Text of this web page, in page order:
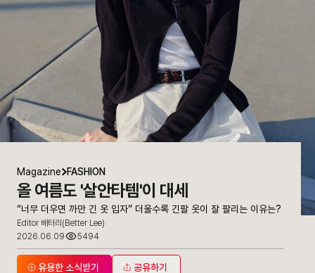
Magazine FASHION
올 여름도 '살안타템'이 대세
“너무 더우면 까만 긴 옷 입자” 더울수록 긴팔 옷이 잘 팔리는 이유는?
Editor 배터리(Better Lee)
2026.06.09
5494
유용한 소식받기 공유하기